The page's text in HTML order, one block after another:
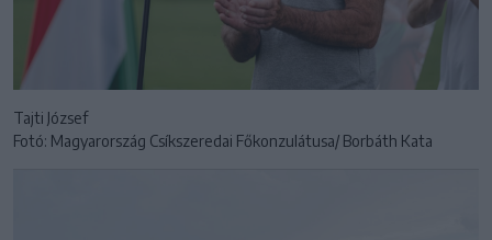
Tajti József
Fotó: Magyarország Csíkszeredai Főkonzulátusa/ Borbáth Kata